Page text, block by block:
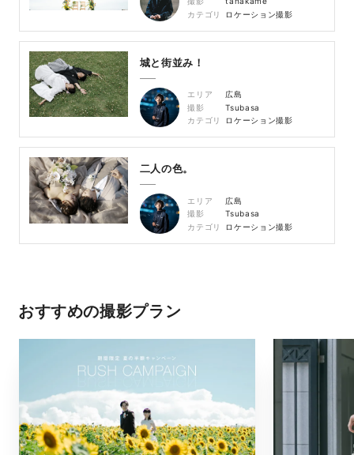
カテゴリ
ロケーション撮影
城と街並み！
エリア
広島
撮影
Tsubasa
カテゴリ
ロケーション撮影
二人の色。
エリア
広島
撮影
Tsubasa
カテゴリ
ロケーション撮影
おすすめの撮影プラン